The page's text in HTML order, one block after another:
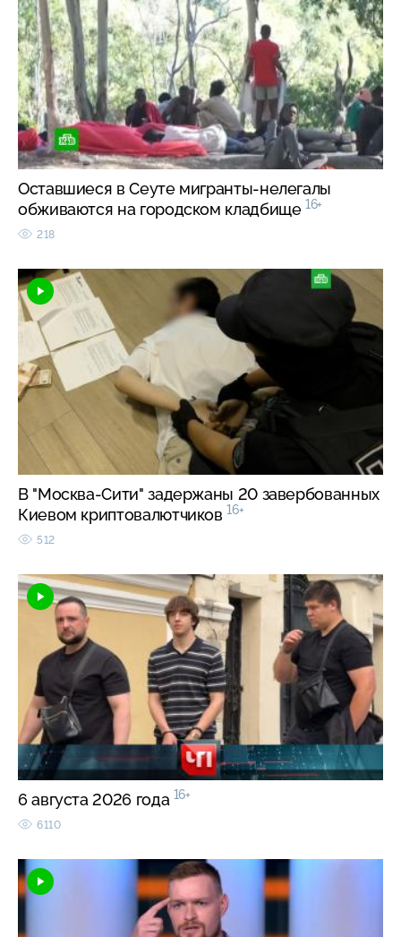
Оставшиеся в Сеуте мигранты-нелегалы
обживаются на городском кладбище 16+
218
В "Москва-Сити" задержаны 20 завербованных
Киевом криптовалютчиков 16+
512
6 августа 2026 года 16+
6110